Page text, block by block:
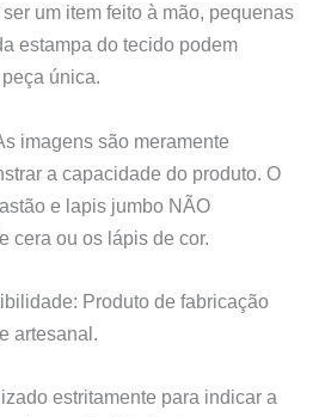
um item feito à mão, pequenas
estampa do tecido podem
única.
imagens são meramente
a capacidade do produto. O
e lapis jumbo NÃO
cera ou os lápis de cor.
Produto de fabricação
artesanal.
estritamente para indicar a